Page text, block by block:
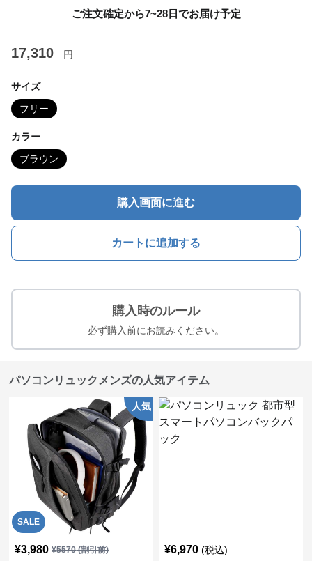
ご注文確定から7~28日でお届け予定
17,310 円
サイズ
フリー
カラー
ブラウン
購入画面に進む
カートに追加する
購入時のルール
必ず購入前にお読みください。
パソコンリュックメンズの人気アイテム
SALE
人気
¥3,980 ¥5570(割引前) ¥6,970 (税込)